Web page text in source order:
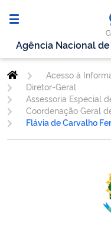
Agência Nacional
Acesso à
Diretor-Geral
Flávia de Carvalho